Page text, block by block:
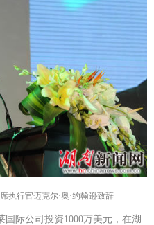
执行官迈克尔·奥·约翰逊致辞
国际公司投资1000万美元，在湖